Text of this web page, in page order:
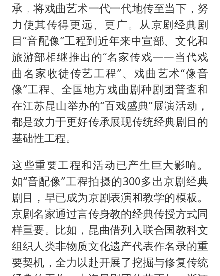
承，将戏曲艺术一代一代地传至当下，努
力使其传得更远、更广。从京剧经典剧
目“音配像”工程到近年来中宣部、文化和
旅游部相继推出的“名家传戏——当代戏
曲名家收徒传艺工程”、戏曲艺术“像音
像”工程、全国地方戏曲剧种剧团普查和
在江苏昆山举办的“百戏盛典”展演活动，
都是致力于更好传承展现传统经典剧目的
基础性工程。
这些重要工程和活动已产生巨大影响。
如“音配像”工程拍摄的300多出京剧经典
剧目，早已成为京剧表演和教学的模板。
京剧名家通过言传身教的经典传授方式同
样重要。比如，昆曲借列入联合国教科文
组织人类非物质文化遗产代表作名录的重
要契机，全力以赴开展了挖掘与修复传统